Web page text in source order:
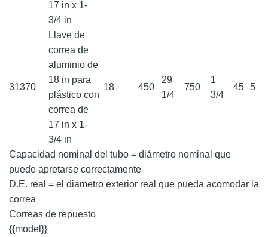
17 in x 1-
3/4 in
31370
Llave de
correa de
aluminio de
18 in para
plástico con
correa de
17 in x 1-
3/4 in
18 450
29
1/4
750
1
3/4
45 5
Capacidad nominal del tubo = diámetro nominal que
puede apretarse correctamente
D.E. real = el diámetro exterior real que pueda acomodar la
correa
Correas de repuesto
{{model}}